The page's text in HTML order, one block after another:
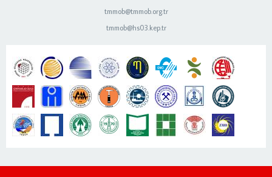
tmmob@tmmob.org.tr
tmmob@hs03.kep.tr